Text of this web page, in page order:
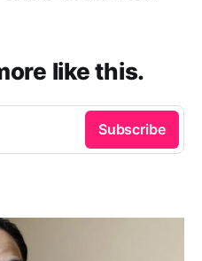
like this.
Subscribe